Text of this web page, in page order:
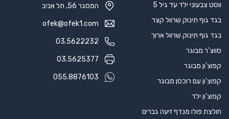
ווסט צבעוני ילד עד גיל 5
בגד גוף תינוק שרוול קצר
בגד גוף תינוק שרוול ארוך
סווצ'ר מבוגר
קפוצ'ון מבוגר
קפוצ'ון עם רוכסן מבוגר
קפוצ'ון ילד
חולצת פולו מנדף זיעה גברים
המסגר 56, תל אביב
ofek@ofek1.com
03.5622232
03.5625377
055.8876103